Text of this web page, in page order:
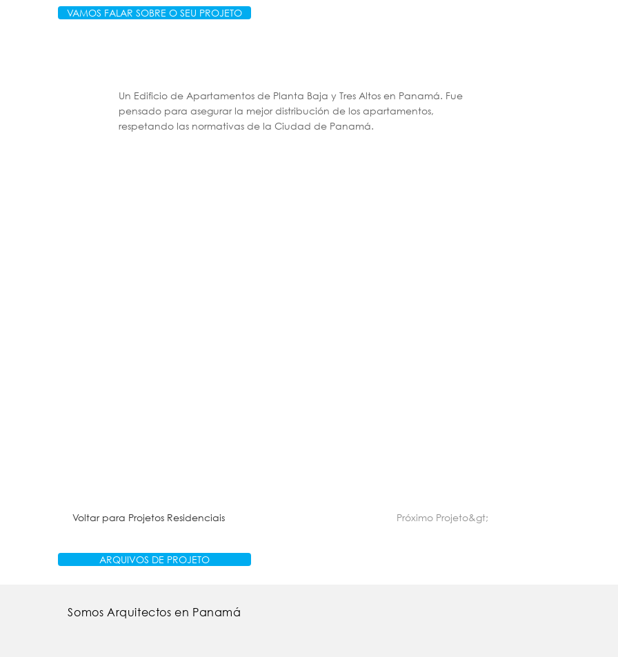
VAMOS FALAR SOBRE O SEU PROJETO
Un Edificio de Apartamentos de Planta Baja y Tres Altos en Panamá. Fue
pensado para asegurar la mejor distribución de los apartamentos,
respetando las normativas de la Ciudad de Panamá.
Voltar para Projetos Residenciais Próximo Projeto&gt;
ARQUIVOS DE PROJETO
Somos Arquitectos en Panamá